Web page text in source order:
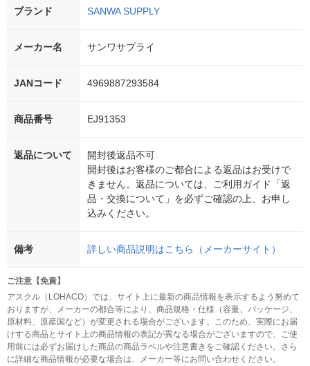
ブランド SANWA SUPPLY
メーカー名 サンワサプライ
JANコード 4969887293584
商品番号 EJ91353
返品について
開封後返品不可
開封後はお客様のご都合による返品はお受けで
きません。返品については、ご利用ガイド「返
品・交換について」を必ずご確認の上、お申し
込みください。
備考 詳しい商品説明はこちら（メーカーサイト）
ご注意【免責】
アスクル（LOHACO）では、サイト上に最新の商品情報を表示するよう努めて
おりますが、メーカーの都合等により、商品規格・仕様（容量、パッケージ、
原材料、原産国など）が変更される場合がございます。このため、実際にお届
けする商品とサイト上の商品情報の表記が異なる場合がございますので、ご使
用前には必ずお届けした商品の商品ラベルや注意書きをご確認ください。さら
に詳細な商品情報が必要な場合は、メーカー等にお問い合わせください。